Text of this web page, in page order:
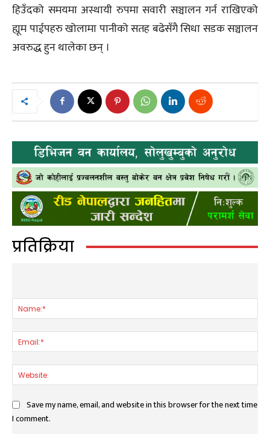
हिउँदको समयमा अस्थायी रुपमा सवारी सञ्चालन गर्न राखिएको
ह्यूम पाईपहरु खोलामा पानीको सतह बढेसँगै सिधा सडक सञ्चालन
अवरुद्ध हुन थालेका छन् ।
प्रतिक्रिया
Save my name, email, and website in this browser for the next time
I comment.